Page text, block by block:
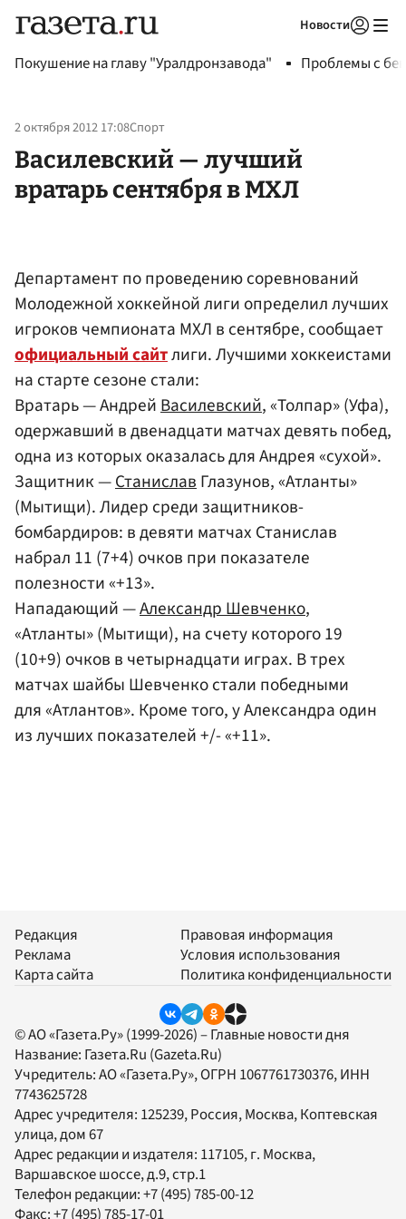
Новости
Покушение на главу "Уралдронзавода" Проблемы с
2 октября 2012 17:08Спорт
Василевский — лучший
вратарь сентября в МХЛ
Департамент по проведению соревнований
Молодежной хоккейной лиги определил лучших
игроков чемпионата МХЛ в сентябре, сообщает
официальный сайтлиги. Лучшими хоккеистами
на старте сезоне стали:
Вратарь — АндрейВасилевский, «Толпар» (Уфа),
одержавший в двенадцати матчах девять побед,
одна из которых оказалась для Андрея «сухой».
Защитник —СтаниславГлазунов, «Атланты»
(Мытищи). Лидер среди защитников-
бомбардиров: в девяти матчах Станислав
набрал 11 (7+4) очков при показателе
полезности «+13».
Нападающий —Александр Шевченко,
«Атланты» (Мытищи), на счету которого 19
(10+9) очков в четырнадцати играх. В трех
матчах шайбы Шевченко стали победными
для «Атлантов». Кроме того, у Александра один
из лучших показателей +/- «+11».
Редакция
Реклама
Карта сайта
Правовая информация
Условия использования
Политика конфиденциальности
© АО «Газета.Ру» (1999-2026) – Главные новости дня
Название: Газета.Ru (Gazeta.Ru)
Учредитель:АО «Газета.Ру», ОГРН 1067761730376, ИНН
7743625728
Адрес учредителя: 125239, Россия, Москва, Коптевская
улица, дом 67
Адрес редакции и издателя: 117105, г. Москва,
Варшавское шоссе, д.9, стр.1
Телефон редакции:+7 (495) 785-00-12